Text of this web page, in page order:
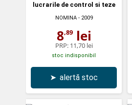
lucrarile de control si teze
NOMINA- 2009
8,89lei
PRP: 11,70 lei
stoc indisponibil
➤ alertă stoc